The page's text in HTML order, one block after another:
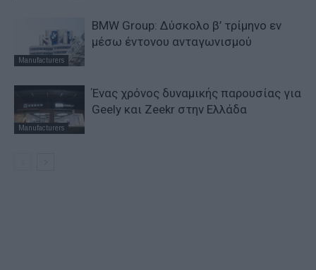
Manufacturers
BMW Group: Δύσκολο β’ τρίμηνο εν
μέσω έντονου ανταγωνισμού
Manufacturers
Ένας χρόνος δυναμικής παρουσίας για
Geely και Zeekr στην Ελλάδα